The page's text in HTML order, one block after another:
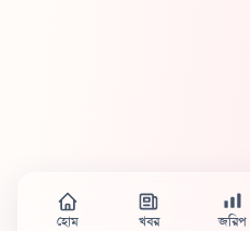
হোম খবর জরিপ